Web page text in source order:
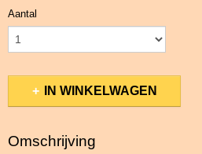
Aantal
IN WINKELWAGEN
Omschrijving